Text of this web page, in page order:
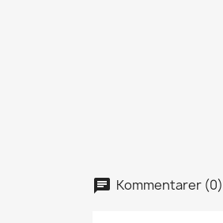
Kommentarer (0)